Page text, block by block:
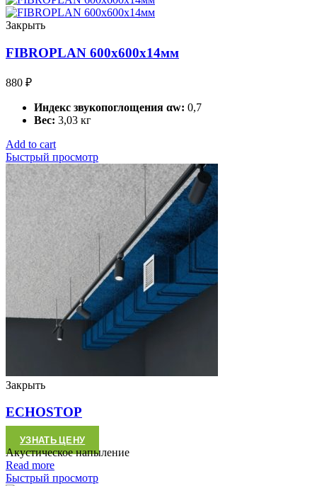
Закрыть
FIBROPLAN 600х600х14мм
880 ₽
Индекс звукопоглощения αw: 0,7
Вес: 3,03 кг
Add to cart
Быстрый просмотр
Закрыть
ECHOSTOP
УЗНАТЬ ЦЕНУ
Акустическое напыление
Read more
Быстрый просмотр